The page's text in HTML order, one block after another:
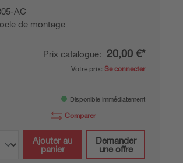
AC
de montage
Prix catalogue: 20,00 €*
Votre prix: Se connecter
Disponible immédiatement
Comparer
Ajouter au
panier
Demander
une offre